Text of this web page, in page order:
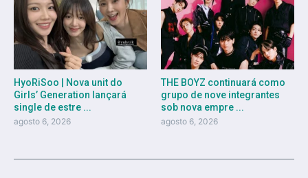
HyoRiSoo | Nova unit do
Girls’ Generation lançará
single de estre ...
agosto 6, 2026
THE BOYZ continuará como
grupo de nove integrantes
sob nova empre ...
agosto 6, 2026